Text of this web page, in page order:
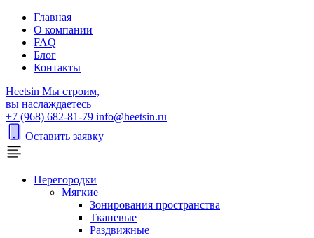
Главная
О компании
FAQ
Блог
Контакты
Heetsin Мы строим,
вы наслаждаетесь
+7 (968) 682-81-79 info@heetsin.ru
Оставить заявку
Перегородки
Мягкие
Зонирования пространства
Тканевые
Раздвижные